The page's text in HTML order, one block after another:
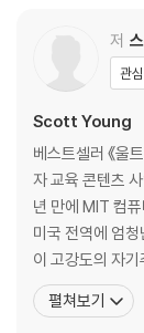
제3장. 성공은 최
올바른 토대가 학
적이려면?/ 실패가
전문성이 되는 순간
제4장. 경험은 때
설명할 수 없는 지
최고의 교사는 아
저
관
Scott Young
베스트셀러 《울
자 교육 콘텐츠
년 만에 MIT 컴
미국 전역에 엄청
이 고강도의 자
완벽히 깨부수었다는 평을 듣는
습, 생산성에 대
펼쳐보기